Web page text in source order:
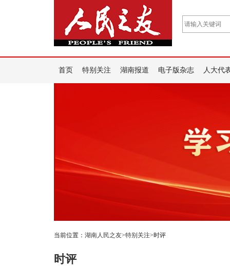
首页 特别关注 湖南报道 电子版杂志 人大代
当前位置： 湖南人民之友>特别关注>时评
时评